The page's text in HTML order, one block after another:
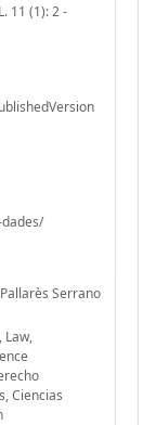
11 (1): 2 -
Serrano
Law,
Ciencias